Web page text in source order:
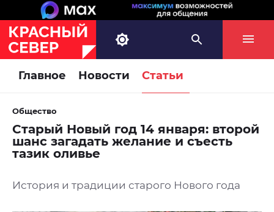
Главное Новости Статьи
Общество
Старый Новый год 14 января: второй
шанс загадать желание и съесть
тазик оливье
История и традиции старого Нового года